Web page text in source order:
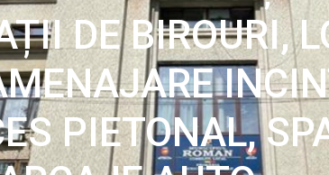
DE BIROURI,
PIETONAL,